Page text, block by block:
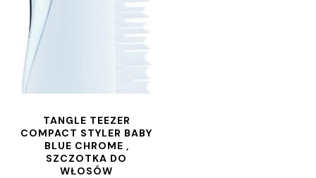
TANGLE TEEZER
COMPACT STYLER BABY
BLUE CHROME ,
SZCZOTKA DO
WŁOSÓW